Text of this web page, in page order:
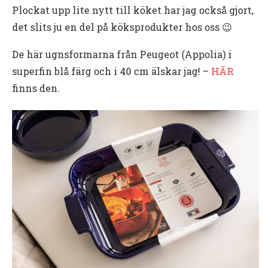
Plockat upp lite nytt till köket har jag också gjort,
det slits ju en del på köksprodukter hos oss 😉
De här ugnsformarna från Peugeot (Appolia) i
superfin blå färg och i 40 cm älskar jag! – HÄR
finns den.